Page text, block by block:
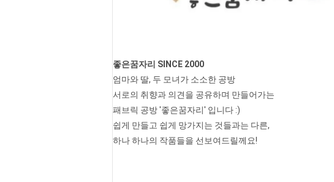
좋은꿈자리 SINCE 2000
엄마와 딸, 두 모녀가 소소한 공방
서로의 취향과 의견을 공유하며 만들어가는
패브릭 공방 '좋은꿈자리' 입니다 :)
쉽게 만들고 쉽게 망가지는 것들과는 다른,
하나 하나의 작품들을 선보여드릴께요!